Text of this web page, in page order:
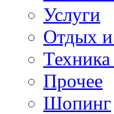
Услуги
Отдых и
Прочее
Шопинг